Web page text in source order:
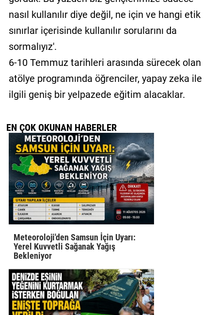
nasıl kullanılır diye değil, ne için ve hangi etik
sınırlar içerisinde kullanılır sorularını da
sormalıyız'.
6-10 Temmuz tarihleri arasında sürecek olan
atölye programında öğrenciler, yapay zeka ile
ilgili geniş bir yelpazede eğitim alacaklar.
EN ÇOK OKUNAN HABERLER
Meteoroloji'den Samsun İçin Uyarı:
Yerel Kuvvetli Sağanak Yağış
Bekleniyor